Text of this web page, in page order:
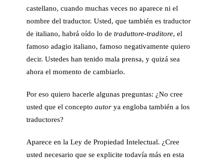
castellano, cuando muchas veces no aparece ni el
nombre del traductor. Usted, que también es traductor
de italiano, habrá oído lo de traduttore-traditore, el
famoso adagio italiano, famoso negativamente quiero
decir. Ustedes han tenido mala prensa, y quizá sea
ahora el momento de cambiarlo.
Por eso quiero hacerle algunas preguntas: ¿No cree
usted que el concepto autor ya engloba también a los
traductores?
Aparece en la Ley de Propiedad Intelectual. ¿Cree
usted necesario que se explicite todavía más en esta